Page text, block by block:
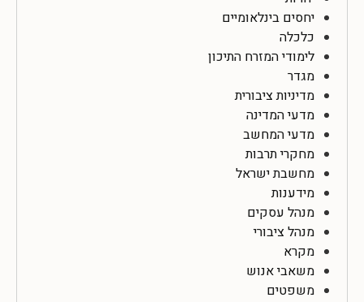
יחסים בינלאומיים
כלכלה
לימודי המזרח התיכון
מגדר
מדיניות ציבורית
מדעי המדינה
מדעי המחשב
מחקרי תרבות
מחשבת ישראל
מידענות
מנהל עסקים
מנהל ציבורי
מקרא
משאבי אנוש
משפטים